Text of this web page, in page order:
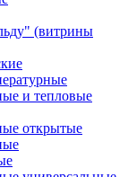
(витрины
и тепловые
открытые